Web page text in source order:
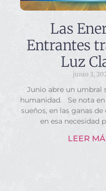
Las
Entrantes
Luz
junio 3,
Junio abre un umbral
humanidad. Se nota en
sueños, en las ganas
en esa necesidad
LEER